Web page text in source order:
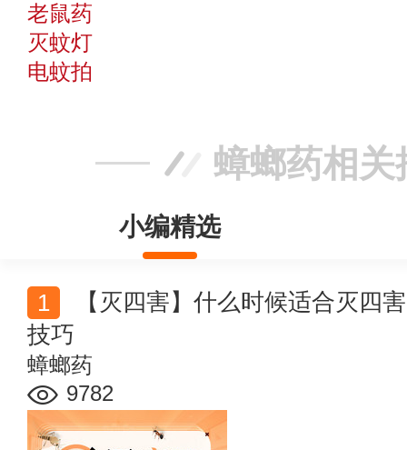
老鼠药
灭蚊灯
电蚊拍
蟑螂药相关
小编精选
技巧
蟑螂药
9782